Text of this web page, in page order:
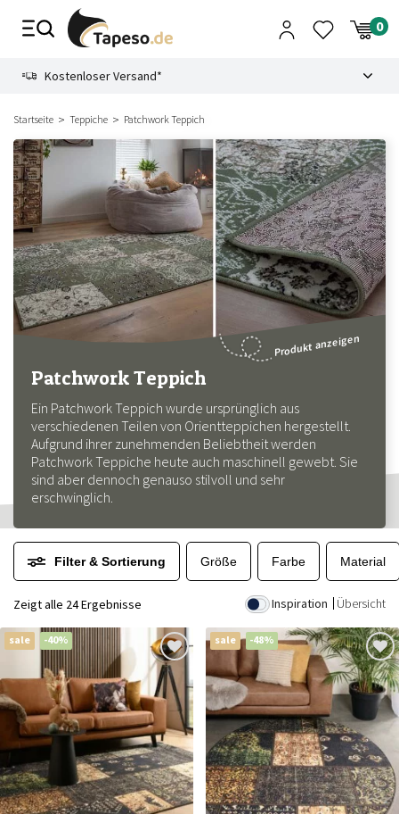
Zusammenbruch
Kostenloser Versand*
Startseite Teppiche Patchwork Teppich
Patchwork Teppich
Ein Patchwork Teppich wurde ursprünglich aus
verschiedenen Teilen von Orientteppichen hergestellt.
Aufgrund ihrer zunehmenden Beliebtheit werden
Patchwork Teppiche heute auch maschinell gewebt. Sie
sind aber dennoch genauso stilvoll und sehr
erschwinglich.
Produkt anzeigen
Filter & Sortierung Größe Farbe Material
Inspiration Übersicht
Zeigt alle 24 Ergebnisse
sale -40% sale -48%